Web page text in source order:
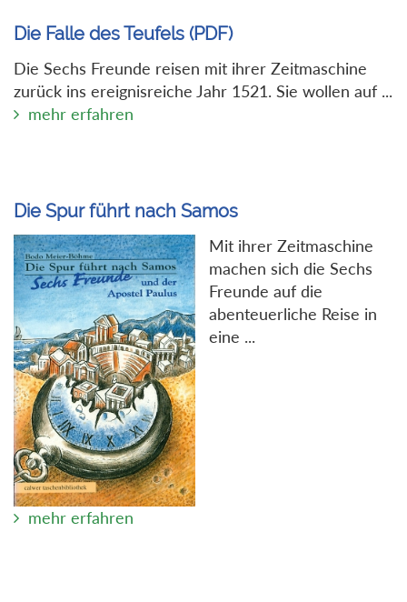
Die Falle des Teufels (PDF)
Die Sechs Freunde reisen mit ihrer Zeitmaschine
zurück ins ereignisreiche Jahr 1521. Sie wollen auf ...
mehr erfahren
Die Spur führt nach Samos
Mit ihrer Zeitmaschine
machen sich die Sechs
Freunde auf die
abenteuerliche Reise in
eine ...
mehr erfahren